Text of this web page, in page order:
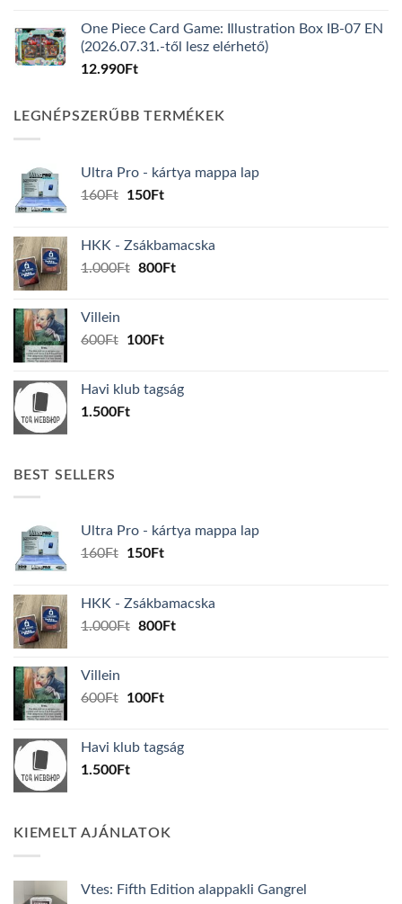
One Piece Card Game: Illustration Box IB-07 EN
(2026.07.31.-től lesz elérhető)
12.990Ft
LEGNÉPSZERŰBB TERMÉKEK
Ultra Pro - kártya mappa lap
160Ft
Original
160Ft.
150FtCurrent
150Ft.
HKK - Zsákbamacska
1.000Ft Original
800FtCurrent
Villein
600Ft
Original
600Ft.
100FtCurrent
100Ft.
Havi klub tagság
1.500Ft
BEST SELLERS
Ultra Pro - kártya mappa lap
160Ft
Original
160Ft.
150FtCurrent
150Ft.
HKK - Zsákbamacska
1.000Ft Original
800FtCurrent
Villein
600Ft
Original
600Ft.
100FtCurrent
100Ft.
Havi klub tagság
1.500Ft
KIEMELT AJÁNLATOK
Vtes: Fifth Edition alappakli Gangrel